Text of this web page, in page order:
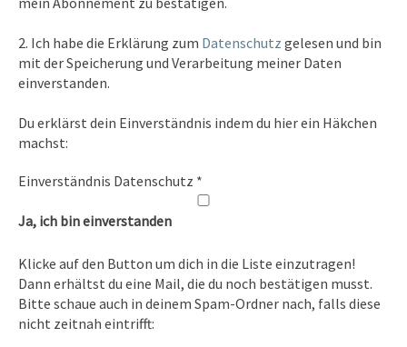
2. Ich habe die Erklärung zum Datenschutz gelesen und bin
mit der Speicherung und Verarbeitung meiner Daten
einverstanden.
Du erklärst dein Einverständnis indem du hier ein Häkchen
machst:
Einverständnis Datenschutz *
Ja, ich bin einverstanden
Klicke auf den Button um dich in die Liste einzutragen!
Dann erhältst du eine Mail, die du noch bestätigen musst.
Bitte schaue auch in deinem Spam-Ordner nach, falls diese
nicht zeitnah eintrifft:
E-Mail: info [at ] spirit-on-earth.com
Heilpraxis
Heilpraxis Hirschburger
Rechtliches
Impressum
Datenschutz